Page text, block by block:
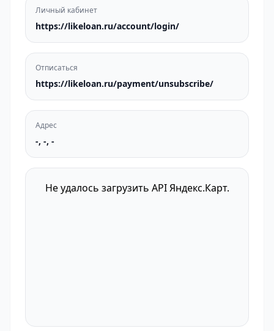
Личный кабинет
https://likeloan.ru/account/login/
Отписаться
https://likeloan.ru/payment/unsubscribe/
Адрес
-, -, -
Не удалось загрузить API Яндекс.Карт.